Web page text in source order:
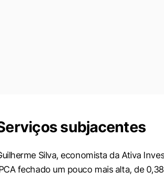
subjacentes
Silva, economista da Ativa
fechado um pouco mais alta, de